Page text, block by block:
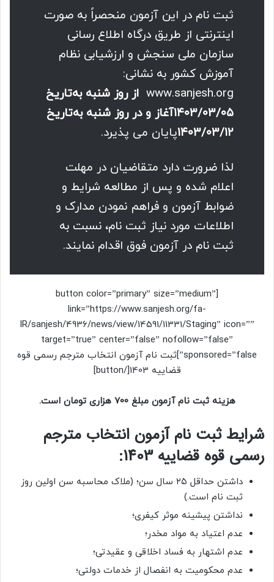
ثبت نام در این آزمون منحصراً به صورت
اینترنتی از طریق درگاه اطلاع رسانی
سازمان ملی سنجش و ارزشیابی نظام
آموزش کشور به نشانی:
www.sanjesh.org از روز شنبه به‌تاریخ
۱۴۰۳/۰۳/۰۵آغاز و در روز شنبه به‌تاریخ
۱۴۰۳/۰۳/۱۲پایان می پذیرد.
لذا ضرورت دارد متقاضیان در مهلت
اعلام شده و پس از مطالعه شرایط و
ضوابط آزمون و فراهم نمودن مدارک و
اطلاعات مورد نیاز ثبت نام، نسبت به
ثبت نام در آزمون فوق اقدام نمایند.
[button color=”primary” size=”medium”
link=”https://www.sanjesh.org/fa-
IR/sanjesh/4936/news/view/14591/11331/Staging” icon=””
target=”true” center=”false” nofollow=”false”
sponsored=”false”]ثبت نام آزمون انتخاب مترجم رسمی قوه
قضاییه 1403[/button]
هزینه ثبت نام آزمون مبلغ 700 هزاری تومان است.
شرایطثبت نام آزمون انتخاب مترجم
رسمی قوه قضاییه 1403
:
داشتن حداقل ۲۵ سال سن؛ (ملاک محاسبه سن اولین روز
ثبت نام است.)
نداشتن پیشینه موثر کیفری؛
عدم اعتیاد به مواد مخدر؛
عدم اشتهار به فساد اخلاقی و عقیدتی؛
عدم محکومیت به انفصال از خدمات دولتی؛